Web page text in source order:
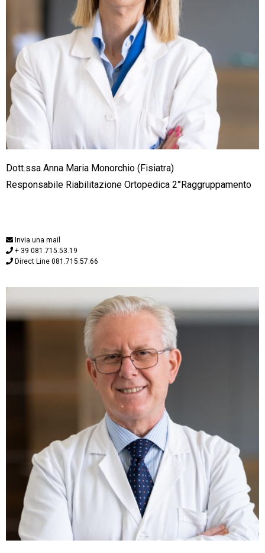
Dott.ssa Anna Maria Monorchio (Fisiatra)
Responsabile Riabilitazione Ortopedica 2°Raggruppamento
Invia una mail
+ 39 081.715.53.19
Direct Line 081.715.57.66